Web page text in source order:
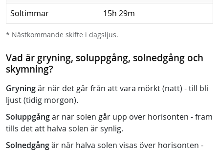
Soltimmar 15h 29m
* Nästkommande skifte i dagsljus.
Vad är gryning, soluppgång, solnedgång och
skymning?
Gryningär när det går från att vara mörkt (natt) - till bli
ljust (tidig morgon).
Soluppgångär när solen går upp över horisonten - fram
tills det att halva solen är synlig.
Solnedgångär när halva solen visas över horisonten -